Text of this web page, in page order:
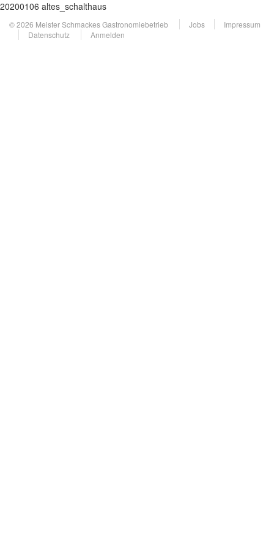
20200106 altes_schalthaus
© 2026 Meister Schmackes Gastronomiebetrieb Jobs
Impressum
Datenschutz
Anmelden